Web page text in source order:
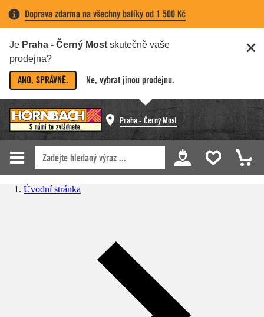
Doprava zdarma na všechny balíky od 1 500 Kč
Je Praha - Černý Most skutečně vaše
prodejna?
ANO, SPRÁVNĚ. Ne, vybrat jinou prodejnu.
Praha - Černý Most
Úvodní stránka